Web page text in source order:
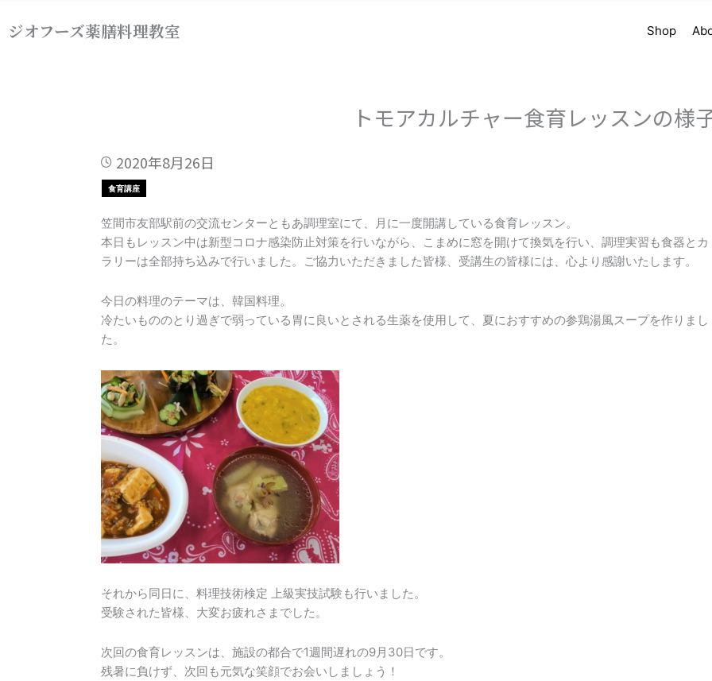
容ジオフーズ薬膳料理教室 Shop
トモアカルチャー食育レッスンの様
2020年8月26日
食育講座
笠間市友部駅前の交流センターともあ調理室にて、月に一度開講している食育レッスン。
本日もレッスン中は新型コロナ感染防止対策を行いながら、こまめに窓を開けて換気を行い、調理実習も食器とカ
ラリーは全部持ち込みで行いました。ご協力いただきました皆様、受講生の皆様には、心より感謝いたします。
今日の料理のテーマは、韓国料理。
冷たいもののとり過ぎで弱っている胃に良いとされる生薬を使用して、夏におすすめの参鶏湯風スープを作りまし
た。
それから同日に、料理技術検定 上級実技試験も行いました。
受験された皆様、大変お疲れさまでした。
次回の食育レッスンは、施設の都合で1週間遅れの9月30日です。
残暑に負けず、次回も元気な笑顔でお会いしましょう！